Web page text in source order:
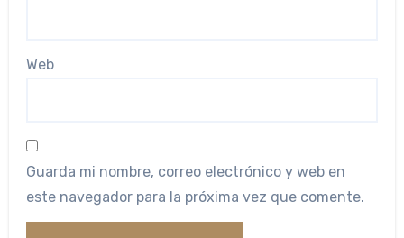
Web
Guarda mi nombre, correo electrónico y web en
este navegador para la próxima vez que comente.